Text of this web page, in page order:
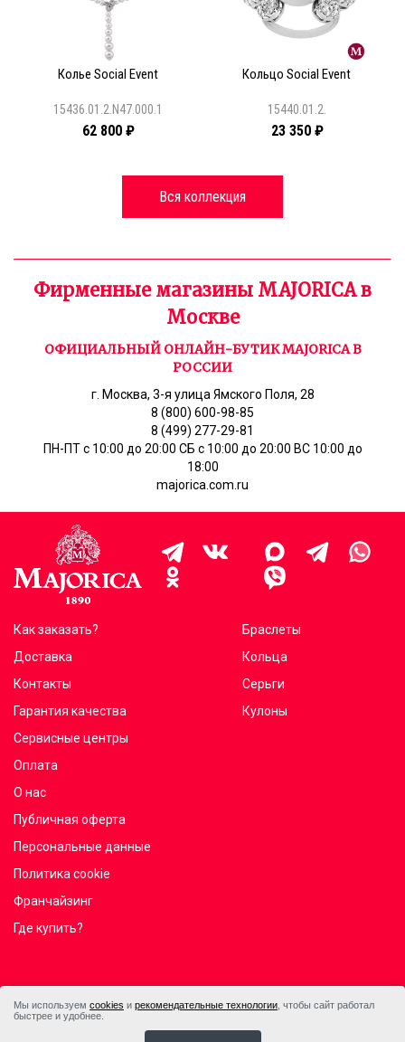
Колье Social Event
15436.01.2.N47.000.1
62 800 ₽
Кольцо Social Event
15440.01.2.
23 350 ₽
Вся коллекция
Фирменные магазины MAJORICA в
Москве
ОФИЦИАЛЬНЫЙ ОНЛАЙН-БУТИК MAJORICA В
РОССИИ
г. Москва, 3-я улица Ямского Поля, 28
8 (800) 600-98-85
8 (499) 277-29-81
ПН-ПТ с 10:00 до 20:00 СБ с 10:00 до 20:00 ВС 10:00 до
18:00
majorica.com.ru
Как заказать?
Доставка
Контакты
Гарантия качества
Сервисные центры
Оплата
О нас
Публичная оферта
Персональные данные
Политика cookie
Франчайзинг
Где купить?
Браслеты
Кольца
Серьги
Кулоны
Мы используем cookies и рекомендательные технологии , чтобы сайт работал
быстрее и удобнее.